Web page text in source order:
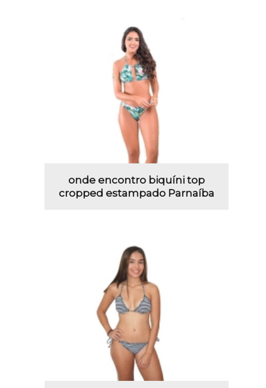
onde encontro biquíni top
cropped estampado Parnaíba